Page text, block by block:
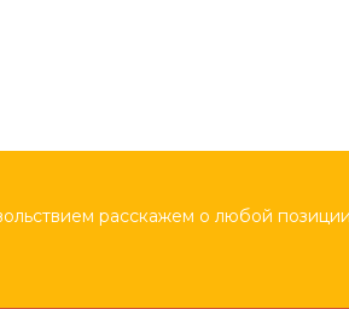
расскажем о любой